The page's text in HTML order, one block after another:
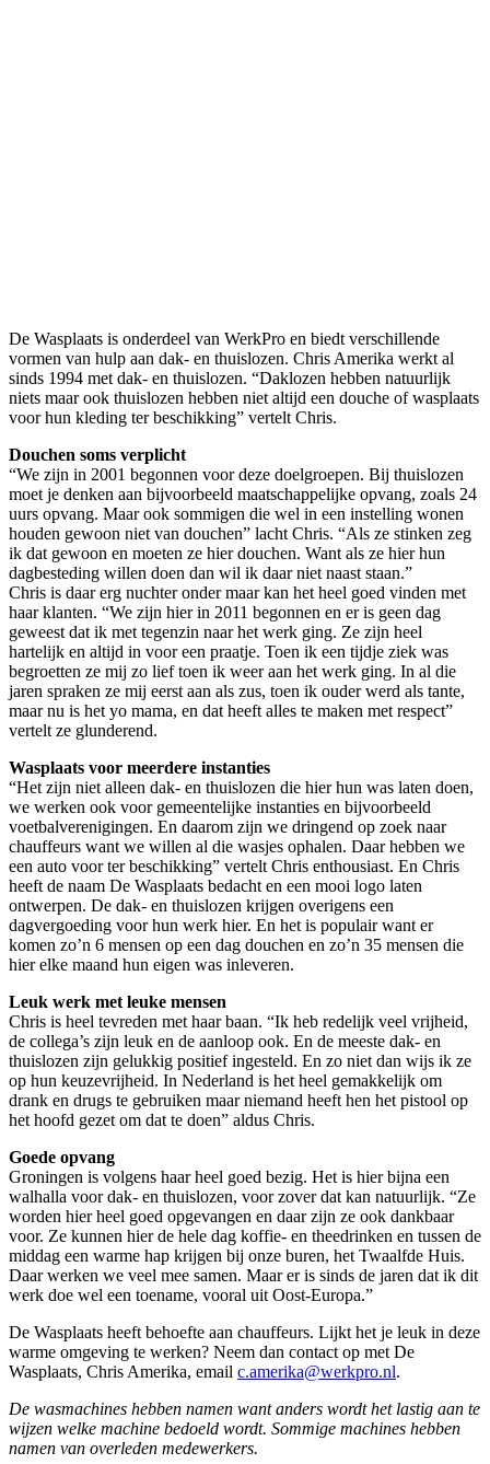
De Wasplaats is onderdeel van WerkPro en biedt verschillende
vormen van hulp aan dak- en thuislozen. Chris Amerika werkt al
sinds 1994 met dak- en thuislozen. “Daklozen hebben natuurlijk
niets maar ook thuislozen hebben niet altijd een douche of wasplaats
voor hun kleding ter beschikking” vertelt Chris.
Douchen soms verplicht
“We zijn in 2001 begonnen voor deze doelgroepen. Bij thuislozen
moet je denken aan bijvoorbeeld maatschappelijke opvang, zoals 24
uurs opvang. Maar ook sommigen die wel in een instelling wonen
houden gewoon niet van douchen” lacht Chris. “Als ze stinken zeg
ik dat gewoon en moeten ze hier douchen. Want als ze hier hun
dagbesteding willen doen dan wil ik daar niet naast staan.”
Chris is daar erg nuchter onder maar kan het heel goed vinden met
haar klanten. “We zijn hier in 2011 begonnen en er is geen dag
geweest dat ik met tegenzin naar het werk ging. Ze zijn heel
hartelijk en altijd in voor een praatje. Toen ik een tijdje ziek was
begroetten ze mij zo lief toen ik weer aan het werk ging. In al die
jaren spraken ze mij eerst aan als zus, toen ik ouder werd als tante,
maar nu is het yo mama, en dat heeft alles te maken met respect”
vertelt ze glunderend.
Wasplaats voor meerdere instanties
“Het zijn niet alleen dak- en thuislozen die hier hun was laten doen,
we werken ook voor gemeentelijke instanties en bijvoorbeeld
voetbalverenigingen. En daarom zijn we dringend op zoek naar
chauffeurs want we willen al die wasjes ophalen. Daar hebben we
een auto voor ter beschikking” vertelt Chris enthousiast. En Chris
heeft de naam De Wasplaats bedacht en een mooi logo laten
ontwerpen. De dak- en thuislozen krijgen overigens een
dagvergoeding voor hun werk hier. En het is populair want er
komen zo’n 6 mensen op een dag douchen en zo’n 35 mensen die
hier elke maand hun eigen was inleveren.
Leuk werk met leuke mensen
Chris is heel tevreden met haar baan. “Ik heb redelijk veel vrijheid,
de collega’s zijn leuk en de aanloop ook. En de meeste dak- en
thuislozen zijn gelukkig positief ingesteld. En zo niet dan wijs ik ze
op hun keuzevrijheid. In Nederland is het heel gemakkelijk om
drank en drugs te gebruiken maar niemand heeft hen het pistool op
het hoofd gezet om dat te doen” aldus Chris.
Goede opvang
Groningen is volgens haar heel goed bezig. Het is hier bijna een
walhalla voor dak- en thuislozen, voor zover dat kan natuurlijk. “Ze
worden hier heel goed opgevangen en daar zijn ze ook dankbaar
voor. Ze kunnen hier de hele dag koffie- en theedrinken en tussen de
middag een warme hap krijgen bij onze buren, het Twaalfde Huis.
Daar werken we veel mee samen. Maar er is sinds de jaren dat ik dit
werk doe wel een toename, vooral uit Oost-Europa.”
De Wasplaats heeft behoefte aan chauffeurs. Lijkt het je leuk in deze
warme omgeving te werken? Neem dan contact op met De
Wasplaats, Chris Amerika, email c.amerika@werkpro.nl.
De wasmachines hebben namen want anders wordt het lastig aan te
wijzen welke machine bedoeld wordt. Sommige machines hebben
namen van overleden medewerkers.